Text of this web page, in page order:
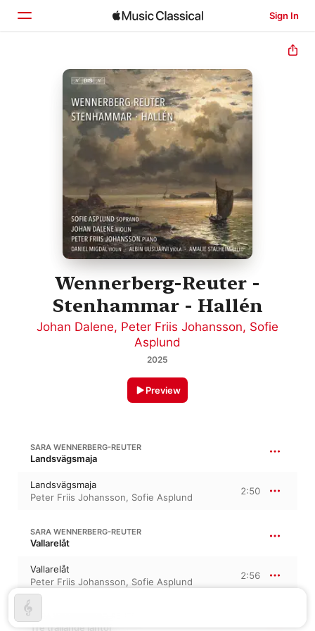
Sign In
Home
Browse
Search
Wennerberg-Reuter -
Stenhammar - Hallén
Johan Dalene, Peter Friis Johansson, Sofie
Asplund
2025
Preview
SARA WENNERBERG-REUTER
Landsvägsmaja
Landsvägsmaja
Peter Friis Johansson, Sofie Asplund
2:50
SARA WENNERBERG-REUTER
Vallarelåt
Vallarelåt
Peter Friis Johansson, Sofie Asplund
2:56
Tre trallande jäntor